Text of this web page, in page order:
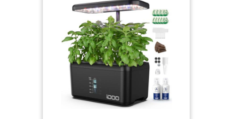
thé de compost
liquide pour être
utilisé comme
engrais végétal ou
domestique